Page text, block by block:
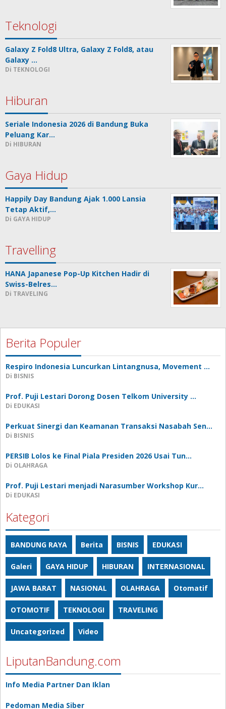
Teknologi
Galaxy Z Fold8 Ultra, Galaxy Z Fold8, atau
Galaxy …
Di TEKNOLOGI
Hiburan
Seriale Indonesia 2026 di Bandung Buka
Peluang Kar…
Di HIBURAN
Gaya Hidup
Happily Day Bandung Ajak 1.000 Lansia
Tetap Aktif,…
Di GAYA HIDUP
Travelling
HANA Japanese Pop-Up Kitchen Hadir di
Swiss-Belres…
Di TRAVELING
Berita Populer
Respiro Indonesia Luncurkan Lintangnusa, Movement …
Di BISNIS
Prof. Puji Lestari Dorong Dosen Telkom University …
Di EDUKASI
Perkuat Sinergi dan Keamanan Transaksi Nasabah Sen…
Di BISNIS
PERSIB Lolos ke Final Piala Presiden 2026 Usai Tun…
Di OLAHRAGA
Prof. Puji Lestari menjadi Narasumber Workshop Kur…
Di EDUKASI
Kategori
BANDUNG RAYA Berita BISNIS EDUKASI
Galeri GAYA HIDUP HIBURAN INTERNASIONAL
JAWA BARAT NASIONAL OLAHRAGA Otomatif
OTOMOTIF TEKNOLOGI TRAVELING
Uncategorized Video
LiputanBandung.com
Info Media Partner Dan Iklan
Pedoman Media Siber